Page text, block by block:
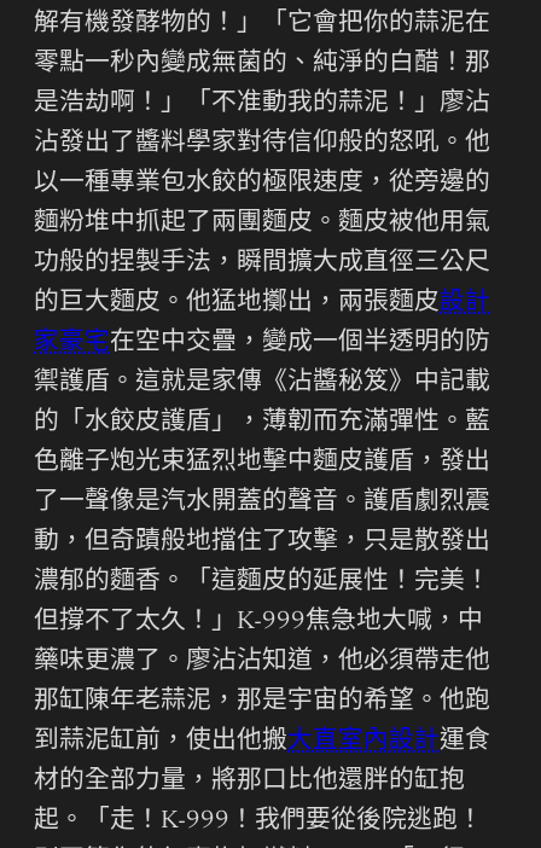
解有機發酵物的！」「它會把你的蒜泥在
零點一秒內變成無菌的、純淨的白醋！那
是浩劫啊！」「不准動我的蒜泥！」廖沾
沾發出了醬料學家對待信仰般的怒吼。他
以一種專業包水餃的極限速度，從旁邊的
麵粉堆中抓起了兩團麵皮。麵皮被他用氣
功般的捏製手法，瞬間擴大成直徑三公尺
的巨大麵皮。他猛地擲出，兩張麵皮設計
家豪宅在空中交疊，變成一個半透明的防
禦護盾。這就是家傳《沾醬秘笈》中記載
的「水餃皮護盾」，薄韌而充滿彈性。藍
色離子炮光束猛烈地擊中麵皮護盾，發出
了一聲像是汽水開蓋的聲音。護盾劇烈震
動，但奇蹟般地擋住了攻擊，只是散發出
濃郁的麵香。「這麵皮的延展性！完美！
但撐不了太久！」K-999焦急地大喊，中
藥味更濃了。廖沾沾知道，他必須帶走他
那缸陳年老蒜泥，那是宇宙的希望。他跑
到蒜泥缸前，使出他搬大直室內設計運食
材的全部力量，將那口比他還胖的缸抱
起。「走！K-999！我們要從後院逃跑！